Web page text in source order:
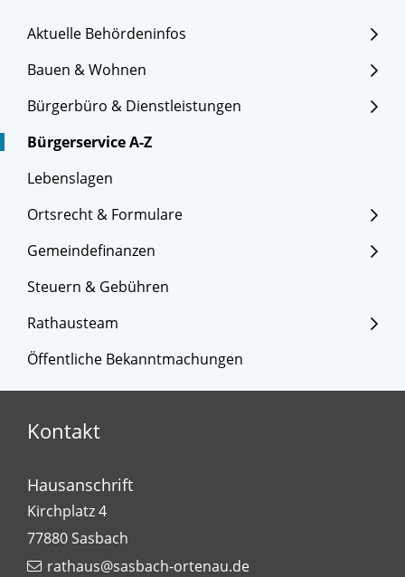
Aktuelle Behördeninfos
Bauen & Wohnen
Bürgerbüro & Dienstleistungen
Bürgerservice A-Z
Lebenslagen
Ortsrecht & Formulare
Gemeindefinanzen
Steuern & Gebühren
Rathausteam
Öffentliche Bekanntmachungen
Kontakt
Hausanschrift
Kirchplatz 4
77880Sasbach
rathaus@sasbach-ortenau.de